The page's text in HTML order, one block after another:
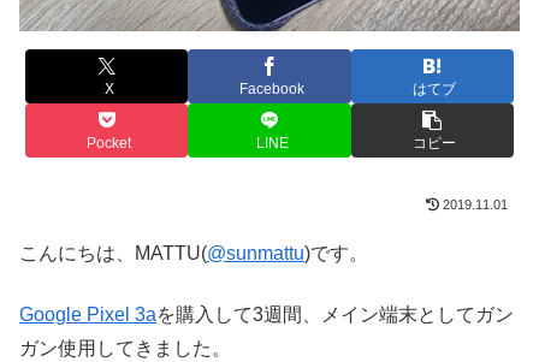
X Facebook はてブ
Pocket LINE コピー
2019.11.01
こんにちは、MATTU(@sunmattu)です。
Google Pixel 3aを購入して3週間、メイン端末としてガン
ガン使用してきました。